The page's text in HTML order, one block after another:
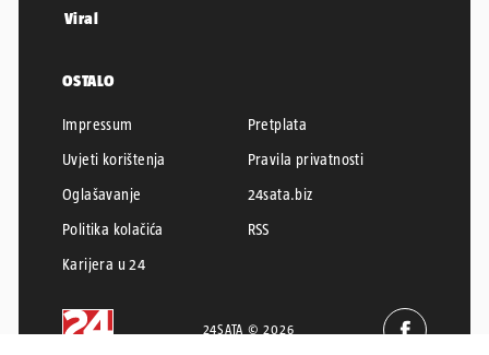
Viral
OSTALO
Impressum
Pretplata
Uvjeti korištenja
Pravila privatnosti
Oglašavanje
24sata.biz
Politika kolačića
RSS
Karijera u 24
24SATA © 2026